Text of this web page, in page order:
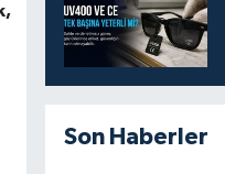
Son Haberler